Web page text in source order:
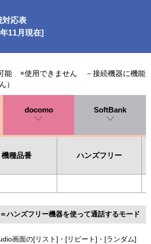
対応表
11月現在]
能 ×使用できません －接続機器に機能
）
docomo SoftBank
機種品番 ハンズフリー
ハンズフリー機器を使って通話するモード
画面の[リスト]・[リピート]・[ランダム]